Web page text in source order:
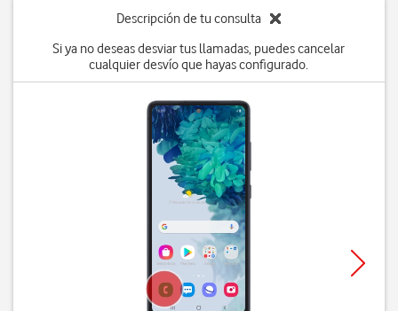
Descripción de tu consulta
Si ya no deseas desviar tus llamadas, puedes cancelar
cualquier desvío que hayas configurado.